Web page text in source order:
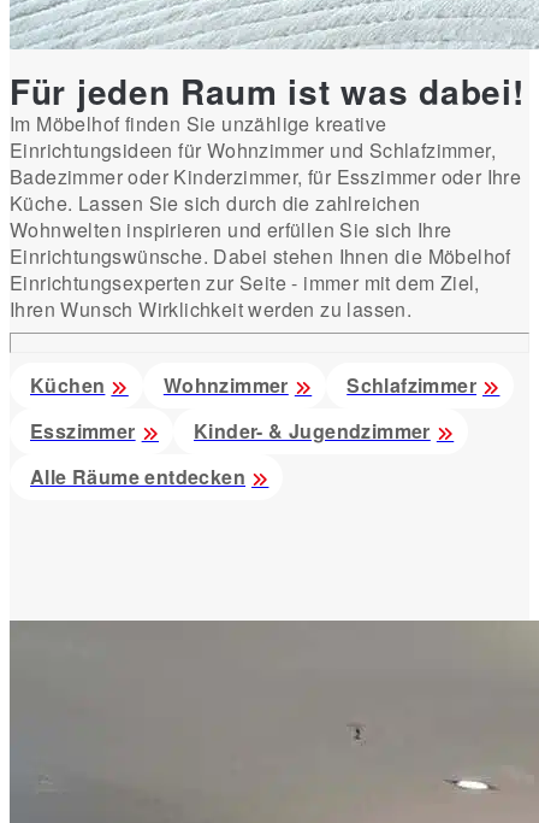
Für jeden Raum ist was dabei!
Im Möbelhof finden Sie unzählige kreative
Einrichtungsideen für Wohnzimmer und Schlafzimmer,
Badezimmer oder Kinderzimmer, für Esszimmer oder Ihre
Küche. Lassen Sie sich durch die zahlreichen
Wohnwelten inspirieren und erfüllen Sie sich Ihre
Einrichtungswünsche. Dabei stehen Ihnen die Möbelhof
Einrichtungsexperten zur Seite - immer mit dem Ziel,
Ihren Wunsch Wirklichkeit werden zu lassen.
Küchen Wohnzimmer
Schlafzimmer
Esszimmer
Kinder- & Jugendzimmer
Alle Räume entdecken